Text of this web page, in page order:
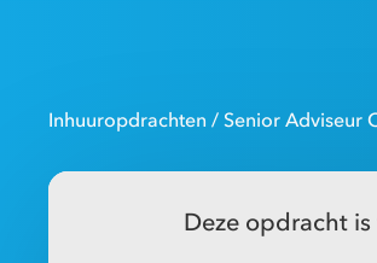
Inhuuropdrachten / Senior Adviseur
Deze opdracht